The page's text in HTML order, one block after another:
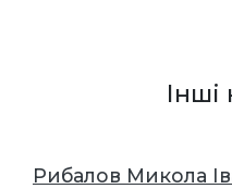
Рибалов Микола